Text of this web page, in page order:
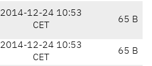
2014-12-24 10:53
CET
65 B
2014-12-24 10:53
CET
65 B